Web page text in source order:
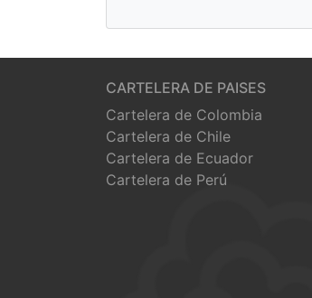
CARTELERA DE PAISES
Cartelera de Colombia
Cartelera de Chile
Cartelera de Ecuador
Cartelera de Perú